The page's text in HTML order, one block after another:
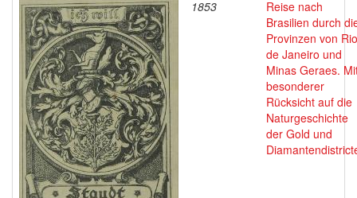
1853
Reise nach
Brasilien durch
Provinzen von Rio
de Janeiro und
Minas Geraes.
besonderer
Rücksicht auf die
Naturgeschichte
der Gold und